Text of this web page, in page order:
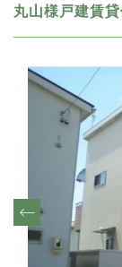
須坂市
千曲市
上田市
その他(長野
その他(長野
長野市
須坂市
千曲市
上田市
その他(長野
その他(長野
その他
無料査定
住まいるプ
（時間
丸山様戸建賃